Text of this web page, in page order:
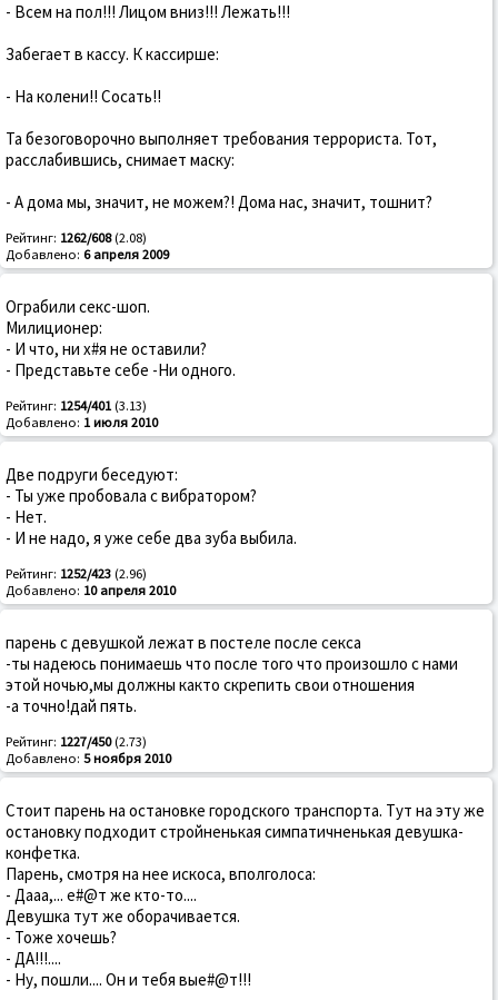
- Всем на пол!!! Лицом вниз!!! Лежать!!!
Забегает в кассу. К кассирше:
- На колени!! Сосать!!
Та безоговорочно выполняет требования террориста. Тот,
расслабившись, снимает маску:
- А дома мы, значит, не можем?! Дома нас, значит, тошнит?
Рейтинг: 1262/608(2.08)
Добавлено: 6 апреля 2009
Ограбили секс-шоп.
Милиционер:
- И что, ни х#я не оставили?
- Представьте себе -Ни одного.
Рейтинг: 1254/401 (3.13)
Добавлено: 1 июля 2010
Две подруги беседуют:
- Ты уже пробовала с вибратором?
- Нет.
- И не надо, я уже себе два зуба выбила.
Рейтинг: 1252/423 (2.96)
Добавлено: 10 апреля 2010
парень с девушкой лежат в постеле после секса
-ты надеюсь понимаешь что после того что произошло с нами
этой ночью,мы должны както скрепить свои отношения
-а точно!дай пять.
Рейтинг: 1227/450(2.73)
Добавлено: 5 ноября 2010
Стоит парень на остановке городского транспорта. Тут на эту же
остановку подходит стройненькая симпатичненькая девушка-
конфетка.
Парень, смотря на нее искоса, вполголоса:
- Дааа,... е#@т же кто-то....
Девушка тут же оборачивается.
- Тоже хочешь?
- ДА!!!....
- Ну, пошли.... Он и тебя вые#@т!!!